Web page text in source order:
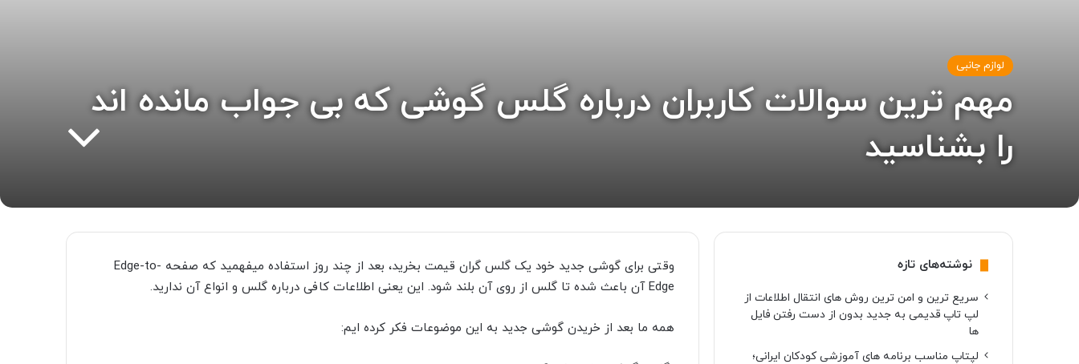
لوازم جانبی
مهم ترین سوالات کاربران درباره گلس گوشی که بی جواب مانده اند
را بشناسید
وقتی برای گوشی جدید خود یک گلس گران قیمت بخرید، بعد از چند روز استفاده میفهمید که صفحه Edge-to-
Edge آن باعث شده تا گلس از روی آن بلند شود. این یعنی اطلاعات کافی درباره گلس و انواع آن ندارید.
همه ما بعد از خریدن گوشی جدید به این موضوعات فکر کرده ایم:
نوشته‌های تازه
سریع ترین و امن ترین روش های انتقال اطلاعات از
لپ تاپ قدیمی به جدید بدون از دست رفتن فایل
ها
لپتاپ مناسب برنامه های آموزشی کودکان ایرانی؛